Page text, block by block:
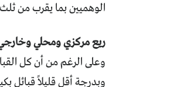
الوهميين بما يقرب من
ريع مركزي ومحلي
وعلى الرغم من أن كل
وبدرجة أقل قليلاً قبائل